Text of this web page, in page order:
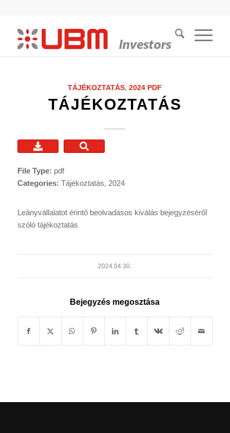
TÁJÉKOZTATÁS,2024 PDF
TÁJÉKOZTATÁS
Leányvállalatot érintő beolvadásos kiválás bejegyzéséről
szóló tájékoztatás
File Type: pdf
Categories: Tájékoztatás, 2024
2024.04.30.
Bejegyzés megosztása